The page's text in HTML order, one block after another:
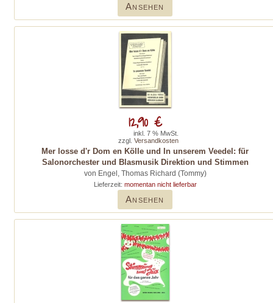
Ansehen
Mer losse d'r Dom en Kölle und In unserem Veedel: für
Salonorchester und Blasmusik Direktion und Stimmen
von Engel, Thomas Richard (Tommy)
Lieferzeit: momentan nicht lieferbar
Ansehen
12,90 €
inkl. 7 % MwSt.
zzgl. Versandkosten